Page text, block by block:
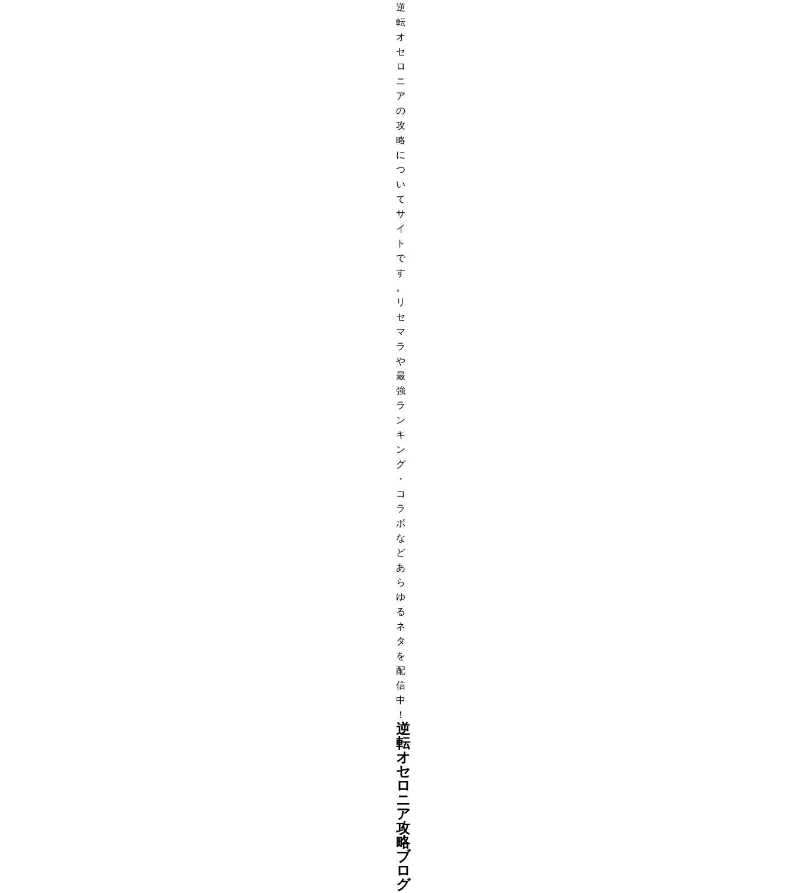
逆
転
オ
セ
ロ
ニ
ア
の
攻
略
に
つ
い
て
サ
イ
ト
で
す
。
リ
セ
マ
ラ
や
最
強
ラ
ン
キ
ン
グ
・
コ
ラ
ボ
な
ど
あ
ら
ゆ
る
ネ
タ
を
配
信
中
！
逆
転
オ
セ
ロ
ニ
ア
攻
略
ブ
ロ
グ